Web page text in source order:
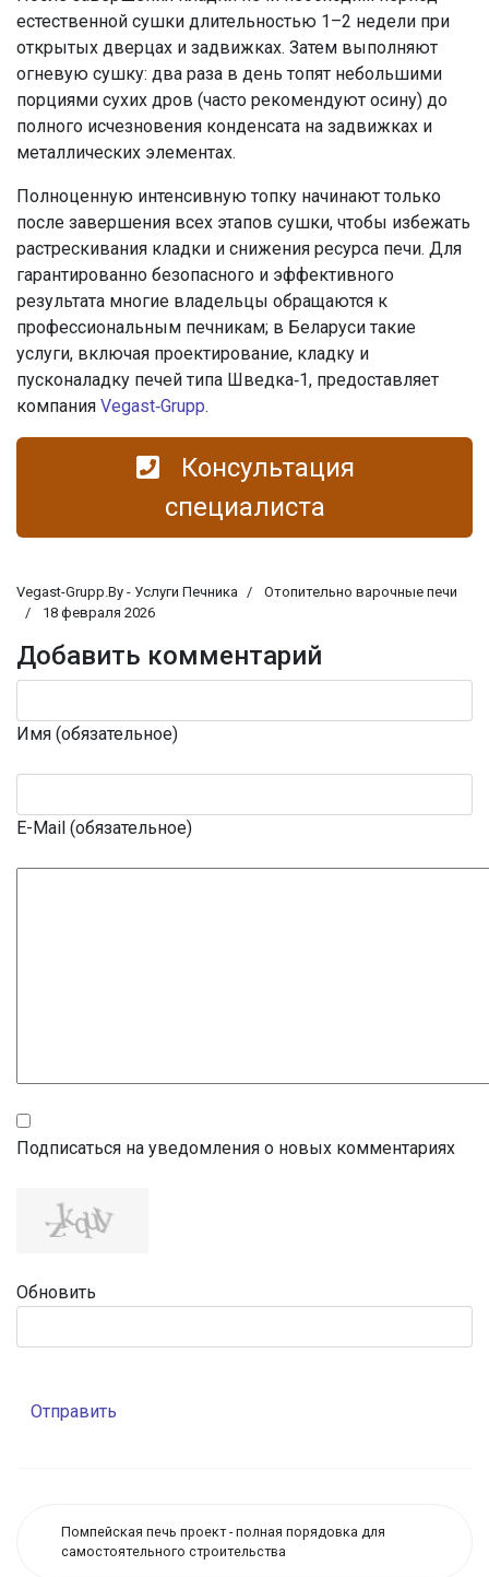
естественной сушки длительностью 1–2 недели при
открытых дверцах и задвижках. Затем выполняют
огневую сушку: два раза в день топят небольшими
порциями сухих дров (часто рекомендуют осину) до
полного исчезновения конденсата на задвижках и
металлических элементах.
Полноценную интенсивную топку начинают только
после завершения всех этапов сушки, чтобы избежать
растрескивания кладки и снижения ресурса печи. Для
гарантированно безопасного и эффективного
результата многие владельцы обращаются к
профессиональным печникам; в Беларуси такие
услуги, включая проектирование, кладку и
пусконаладку печей типа Шведка‑1, предоставляет
компания Vegast‑Grupp.
Консультация
специалиста
Vegast-Grupp.By - Услуги Печника
Отопительно варочные печи
18 февраля 2026
Добавить комментарий
Имя (обязательное)
E-Mail (обязательное)
Подписаться на уведомления о новых комментариях
Обновить
Отправить
Помпейская печь проект - полная порядовка для
самостоятельного строительства